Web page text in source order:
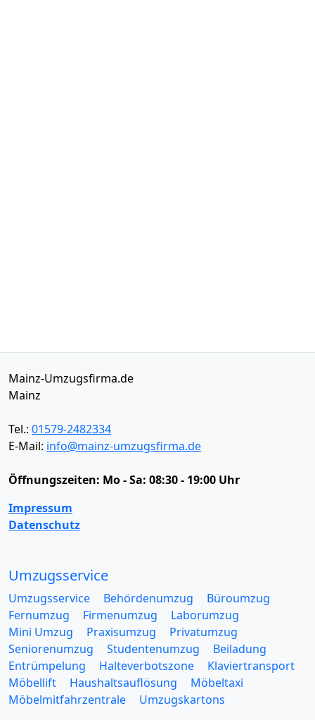
Mainz-Umzugsfirma.de
Mainz
Tel.: 01579-2482334
E-Mail: info@mainz-umzugsfirma.de
Öffnungszeiten: Mo - Sa: 08:30 - 19:00 Uhr
Impressum
Datenschutz
Umzugsservice
Umzugsservice Behördenumzug
Büroumzug
Fernumzug
Firmenumzug
Laborumzug
Mini Umzug
Praxisumzug
Privatumzug
Seniorenumzug
Studentenumzug
Beiladung
Entrümpelung
Halteverbotszone
Klaviertransport
Möbellift
Haushaltsauflösung
Möbeltaxi
Möbelmitfahrzentrale
Umzugskartons